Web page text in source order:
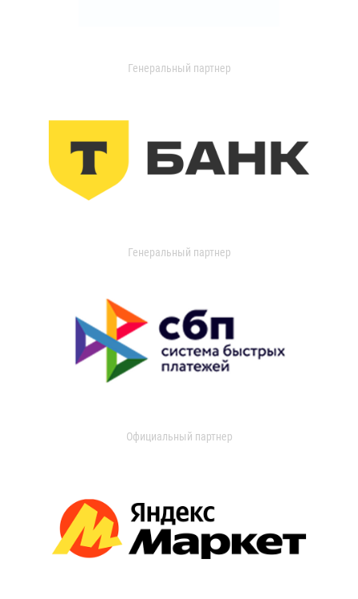
Генеральный партнер
Генеральный партнер
Официальный партнер